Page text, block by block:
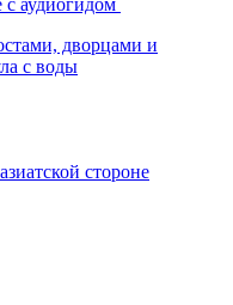
дворцами и
с воды